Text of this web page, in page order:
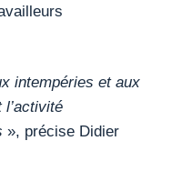
intempéries et aux
», précise Didier